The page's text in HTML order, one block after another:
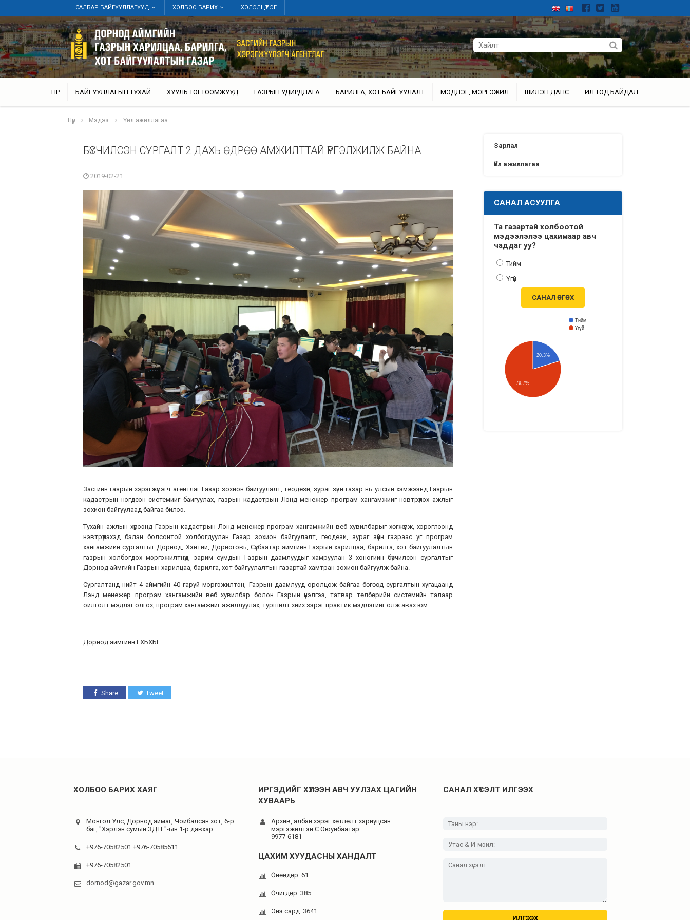
САЛБАР БАЙГУУЛЛАГУУД ХОЛБОО БАРИХ ХЭЛЭЛЦҮҮЛЭГ
НҮҮР БАЙГУУЛЛАГЫН ТУХАЙ ХУУЛЬ ТОГТООМЖУУД ГАЗРЫН УДИРДЛАГА БАРИЛГА, ХОТ БАЙГУУЛАЛТ МЭДЛЭГ, МЭРГЭЖИЛ ШИЛЭН ДАНС ИЛ ТОД БАЙДАЛ
Нүүр Мэдээ Үйл ажиллагаа
БҮСЧИЛСЭН СУРГАЛТ 2 ДАХЬ ӨДРӨӨ АМЖИЛТТАЙ ҮРГЭЛЖИЛЖ БАЙНА
2019-02-21
Засгийн газрын хэрэгжүүлэгч агентлаг Газар зохион байгуулалт, геодези, зураг зүйн газар нь улсын хэмжээнд Газрын
кадастрын нэгдсэн системийг байгуулах, газрын кадастрын Лэнд менежер програм хангамжийг нэвтрүүлэх ажлыг
зохион байгуулаад байгаа билээ.
Тухайн ажлын хүрээнд Газрын кадастрын Лэнд менежер програм хангамжийн веб хувилбарыг хөгжүүлж, хэрэглээнд
нэвтрүүлэхэд бэлэн болсонтой холбогдуулан Газар зохион байгуулалт, геодези, зураг зүйн газраас уг програм
хангамжийн сургалтыг Дорнод, Хэнтий, Дорноговь, Сүхбаатар аймгийн Газрын харилцаа, барилга, хот байгуулалтын
газрын холбогдох мэргэжилтнүүд, зарим сумдын Газрын даамлуудыг хамруулан 3 хоногийн бүсчилсэн сургалтыг
Дорнод аймгийн Газрын харилцаа, барилга, хот байгуулалтын газартай хамтран зохион байгуулж байна.
Сургалтанд нийт 4 аймгийн 40 гаруй мэргэжилтэн, Газрын даамлууд оролцож байгаа бөгөөд сургалтын хугацаанд
Лэнд менежер програм хангамжийн веб хувилбар болон Газрын үнэлгээ, татвар төлбөрийн системийн талаар
ойлголт мэдлэг олгох, програм хангамжийг ажиллуулах, туршилт хийх зэрэг практик мэдлэгийг олж авах юм.
Дорнод аймгийн ГХБХБГ
Share Tweet
Зарлал
Үйл ажиллагаа
САНАЛ АСУУЛГА
Та газартай холбоотой
мэдээлэлээ цахимаар авч
чаддаг уу?
Тийм
Үгүй
САНАЛ ӨГӨХ
Тийм
Үгүй
20.3%
79.7%
ХОЛБОО БАРИХ ХАЯГ
Монгол Улс, Дорнод аймаг, Чойбалсан хот, 6-р
баг, "Хэрлэн сумын ЗДТГ"-ын 1-р давхар
+976-70582501 +976-70585611
+976-70582501
dornod@gazar.gov.mn
ИРГЭДИЙГ ХҮЛЭЭН АВЧ УУЛЗАХ ЦАГИЙН
ХУВААРЬ
Архив, албан хэрэг хөтлөлт хариуцсан
мэргэжилтэн C.Оюунбаатар:
9977-6181
ЦАХИМ ХУУДАСНЫ ХАНДАЛТ
Өнөөдөр: 61
Өчигдөр: 385
Энэ сард: 3641
САНАЛ ХҮСЭЛТ ИЛГЭЭХ .